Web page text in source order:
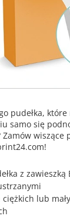
pudełka,
samo się
wiszące
z
lub